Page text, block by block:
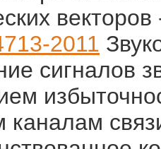
2011
сигналов